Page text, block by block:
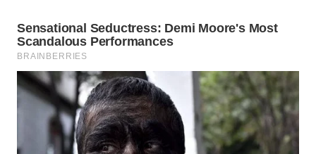
SULUT
WN
MALUKU
WN